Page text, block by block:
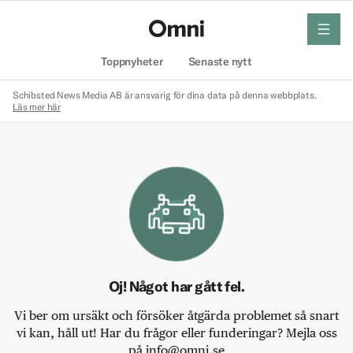
Toppnyheter Senaste nytt
meny
Schibsted News Media AB är ansvarig för dina data på denna webbplats.
Läs mer här
Oj! Något har gått fel.
Vi ber om ursäkt och försöker åtgärda problemet så snart
vi kan, håll ut! Har du frågor eller funderingar? Mejla oss